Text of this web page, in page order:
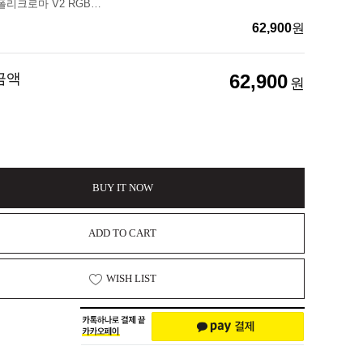
글로리어스 폴리크로마 V2 RGB 키캡 셋트
62,900원
액 62,900 원
BUY IT NOW
ADD TO CART
WISH LIST